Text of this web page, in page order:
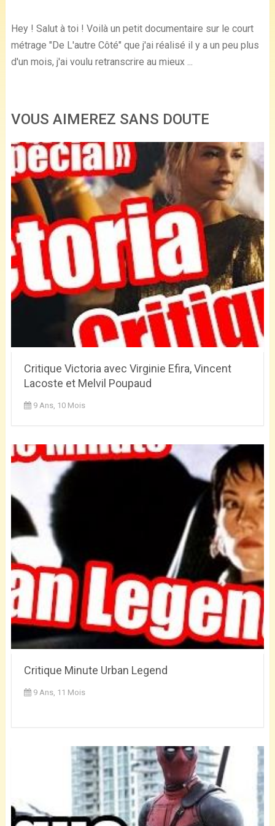
Hey ! Salut à toi ! Voilà un petit documentaire sur le court
métrage "De L'autre Côté" que j'ai réalisé il y a un peu plus
d'un mois, j'ai voulu retranscrire au mieux ...
VOUS AIMEREZ SANS DOUTE
Critique Victoria avec Virginie Efira, Vincent
Lacoste et Melvil Poupaud
9 Ans, 10 Mois
Critique Minute Urban Legend
9 Ans, 11 Mois